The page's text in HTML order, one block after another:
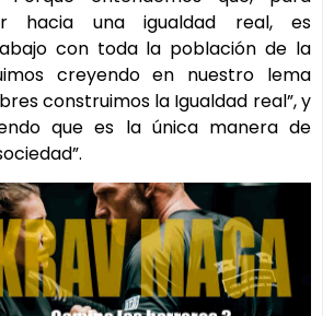
hacia una igualdad real, es
con toda la población de la
creyendo en nuestro lema
construimos la Igualdad real”, y
que es la única manera de